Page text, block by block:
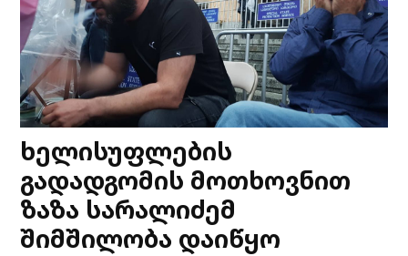
ხელისუფლების
გადადგომის მოთხოვნით
ზაზა სარალიძემ
შიმშილობა დაიწყო